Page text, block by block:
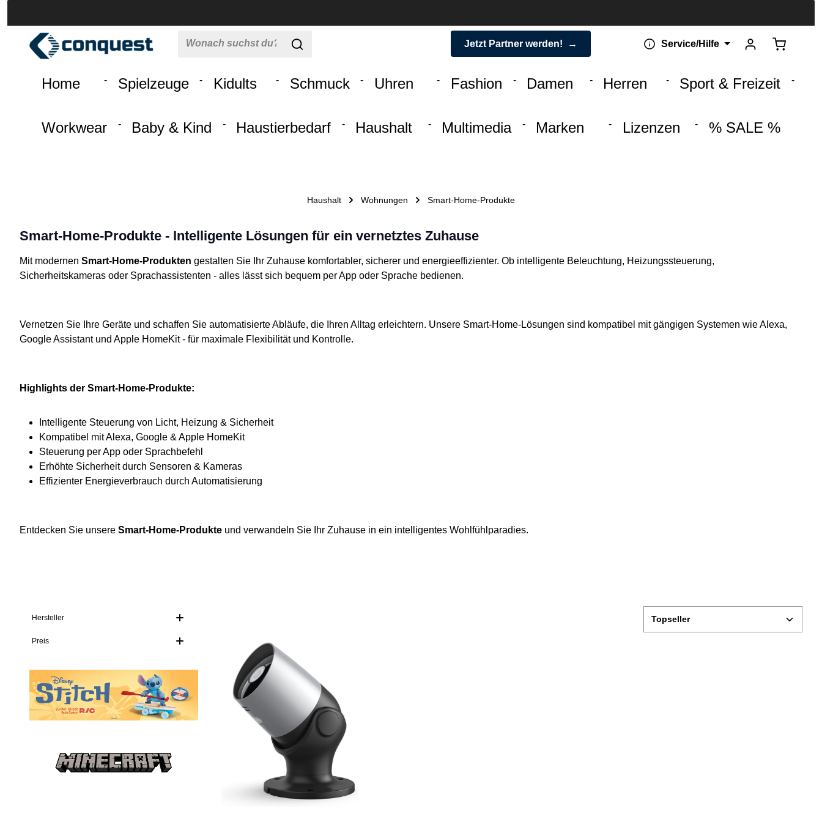
Jetzt Partner werden! Service/Hilfe
Home Spielzeuge Kidults Schmuck Uhren Fashion Damen Herren Sport & Freizeit
Workwear Baby & Kind Haustierbedarf Haushalt Multimedia Marken Lizenzen % SALE %
Haushalt Wohnungen Smart-Home-Produkte
Smart-Home-Produkte - Intelligente Lösungen für ein vernetztes Zuhause
Mit modernen Smart-Home-Produkten gestalten Sie Ihr Zuhause komfortabler, sicherer und energieeffizienter. Ob intelligente Beleuchtung, Heizungssteuerung,
Sicherheitskameras oder Sprachassistenten - alles lässt sich bequem per App oder Sprache bedienen.
Vernetzen Sie Ihre Geräte und schaffen Sie automatisierte Abläufe, die Ihren Alltag erleichtern. Unsere Smart-Home-Lösungen sind kompatibel mit gängigen Systemen wie Alexa,
Google Assistant und Apple HomeKit - für maximale Flexibilität und Kontrolle.
Highlights der Smart-Home-Produkte:
Intelligente Steuerung von Licht, Heizung & Sicherheit
Kompatibel mit Alexa, Google & Apple HomeKit
Steuerung per App oder Sprachbefehl
Erhöhte Sicherheit durch Sensoren & Kameras
Effizienter Energieverbrauch durch Automatisierung
Entdecken Sie unsere Smart-Home-Produkte und verwandeln Sie Ihr Zuhause in ein intelligentes Wohlfühlparadies.
Hersteller
Preis